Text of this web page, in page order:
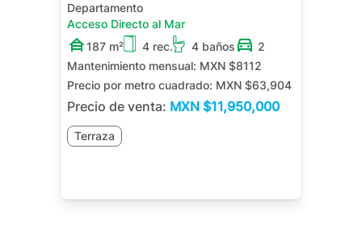
Departamento
Acceso Directo al Mar
187 m²
4 rec. 4 baños
2
Mantenimiento mensual: MXN $8112
Precio por metro cuadrado: MXN $63,904
Precio de venta: MXN $11,950,000
Terraza